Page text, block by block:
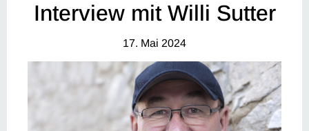
Interview mit Willi Sutter
17. Mai 2024